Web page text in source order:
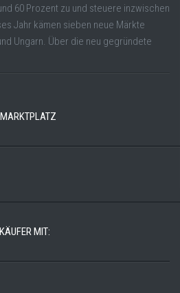
60 Prozent zu und steuere inzwischen
Jahr kämen sieben neue Märkte
Ungarn. Über die neu gegründete
MIT: